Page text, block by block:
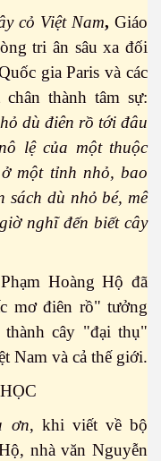
cỏ Việt Nam, Giáo
tri ân sâu xa đối
gia Paris và các
thành tâm sự:
dù điên rồ tới đâu
lệ của một thuộc
một tỉnh nhỏ, bao
sách dù nhỏ bé, mê
nghĩ đến biết cây
Hoàng Hộ đã
mơ điên rồ" tưởng
cây "đại thụ"
Nam và cả thế giới.
ơn, khi viết về bộ
nhà văn Nguyễn